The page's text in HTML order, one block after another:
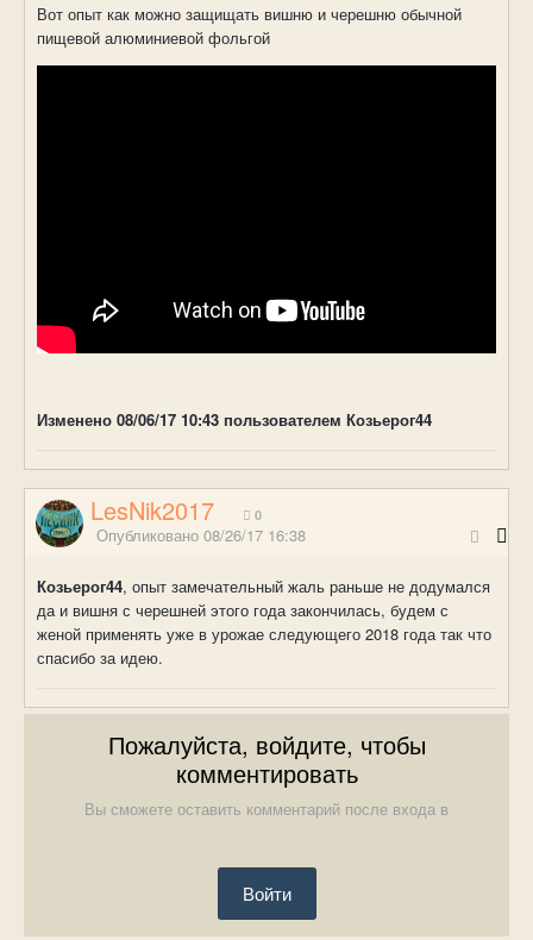
Вот опыт как можно защищать вишню и черешню обычной
пищевой алюминиевой фольгой
Изменено 08/06/17 10:43 пользователем Козьерог44
LesNik2017 0
Опубликовано 08/26/17 16:38
Козьерог44, опыт замечательный жаль раньше не додумался
да и вишня с черешней этого года закончилась, будем с
женой применять уже в урожае следующего 2018 года так что
спасибо за идею.
Пожалуйста, войдите, чтобы
комментировать
Вы сможете оставить комментарий после входа в
Войти